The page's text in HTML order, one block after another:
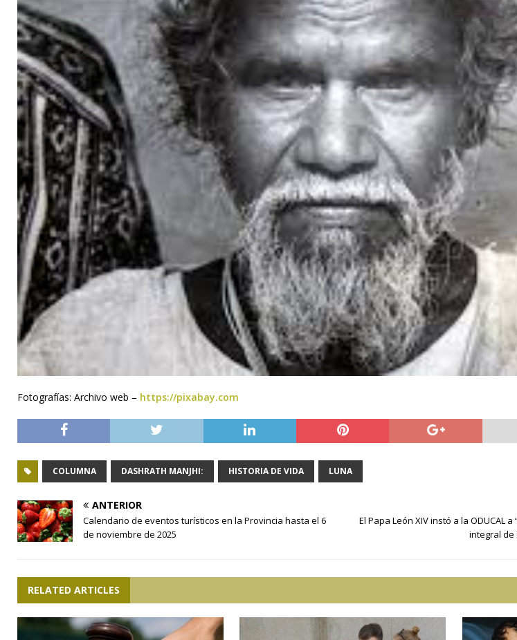
Fotografías: Archivo web – https://pixabay.com
COLUMNA DASHRATH MANJHI: HISTORIA DE VIDA LUNA
ANTERIOR
Calendario de eventos turísticos en la Provincia hasta el 6
de noviembre de 2025
El Papa León XIV instó a la ODUCAL
integral de
RELATED ARTICLES